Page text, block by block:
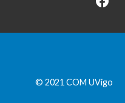
© 2021 COM UVigo